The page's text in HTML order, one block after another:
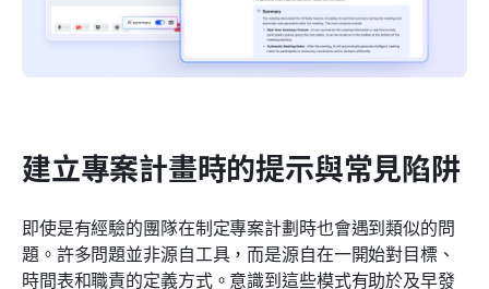
建立專案計畫時的提示與常見陷阱
即使是有經驗的團隊在制定專案計劃時也會遇到類似的問
題。許多問題並非源自工具，而是源自在一開始對目標、
時間表和職責的定義方式。意識到這些模式有助於及早發